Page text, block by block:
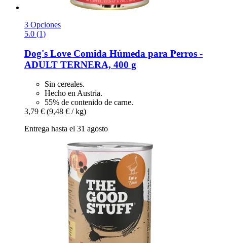
3 Opciones
5.0 (1)
Dog's Love Comida Húmeda para Perros -​
ADULT TERNERA, 400 g
Sin cereales.
Hecho en Austria.
55% de contenido de carne.
3,79 € (9,48 € / kg)
Entrega hasta el 31 agosto